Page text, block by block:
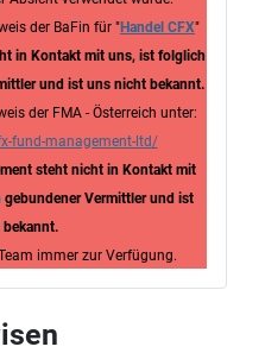
der BaFin für "Handel CFX"
in Kontakt mit uns, ist folglich
und ist uns nicht bekannt.
der FMA - Österreich unter:
fund-management-ltd/
steht nicht in Kontakt mit
Vermittler und ist
immer zur Verfügung.